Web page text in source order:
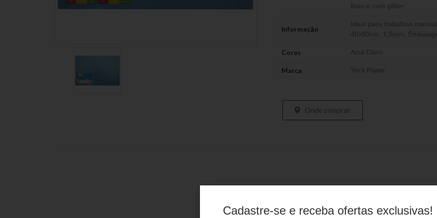
lisas e com glitter.
Informação
Ideal para trabalhos
40x60cm, 1,5mm,
Cores Azul Claro
Marca Yin's Paper
Onde comprar
Cadastre-se e receba ofertas exclusivas!